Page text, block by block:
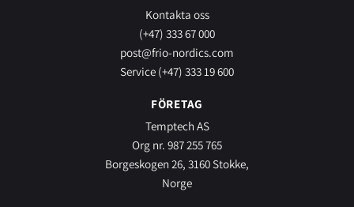
Kontakta oss
(+47) 333 67 000
post@frio-nordics.com
Service (+47) 333 19 600
FÖRETAG
Temptech AS
Org nr. 987 255 765
Borgeskogen 26, 3160 Stokke,
Norge